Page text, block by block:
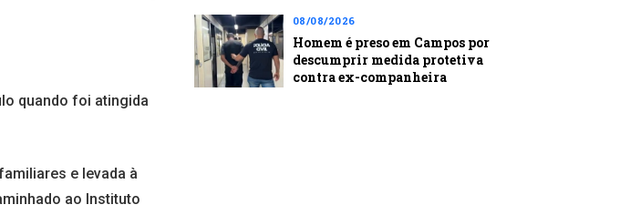
quando foi atingida
e levada à
ao Instituto
08/08/2026
Homem é preso em Campos por
descumprir medida protetiva
contra ex-companheira